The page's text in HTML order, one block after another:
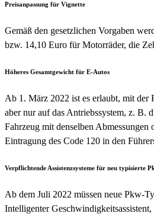
Preisanpassung für Vignette
Gemäß den gesetzlichen Vorgaben
bzw. 14,10 Euro für Motorräder, die
Höheres Gesamtgewicht für E-Autos
Ab 1. März 2022 ist es erlaubt, mit der
aber nur auf das Antriebssystem, z. B.
Fahrzeug mit denselben
Eintragung des Code 120 in den
Verpflichtende Assistenzsysteme für neu typisierte
Ab dem Juli 2022 müssen neue Pkw-
Intelligenter